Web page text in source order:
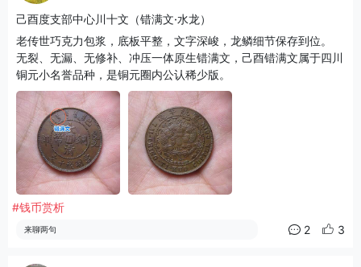
己酉度支部中心川十文（错满文·水龙）
老传世巧克力包浆，底板平整，文字深峻，龙鳞细节保存到位。
无裂、无漏、无修补、冲压一体原生错满文，己酉错满文属于四川
铜元小名誉品种，是铜元圈内公认稀少版。
#钱币赏析
来聊两句 2 3